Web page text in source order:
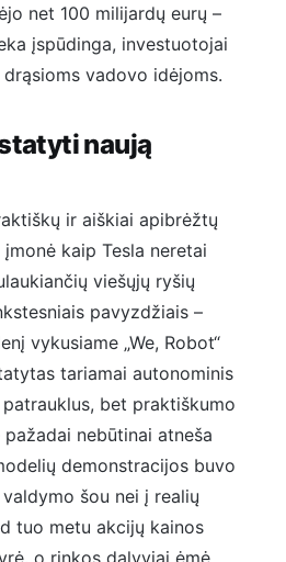
net 100 milijardų eurų –
įspūdinga, investuotojai
vadovo idėjoms.
naują
ir aiškiai apibrėžtų
kaip Tesla neretai
viešųjų ryšių
pavyzdžiais –
vykusiame „We, Robot“
tariamai autonominis
bet praktiškumo
pažadai nebūtinai atneša
demonstracijos buvo
šou nei į realių
tuo metu akcijų kainos